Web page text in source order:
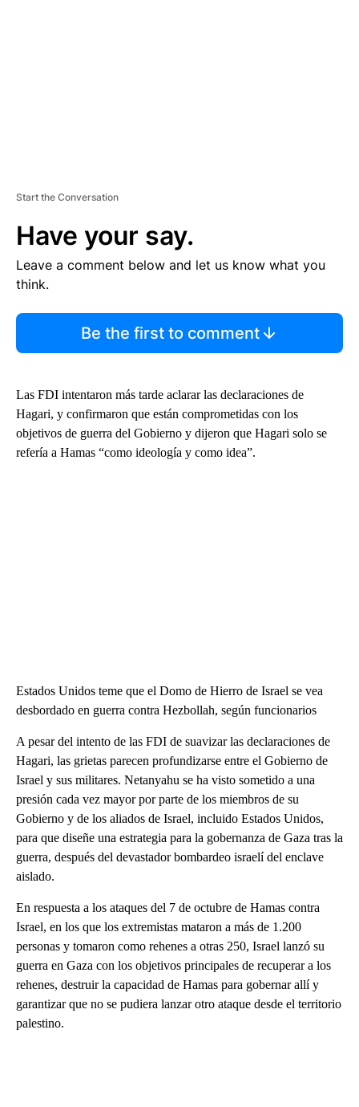
Start the Conversation
Have your say.
Leave a comment below and let us know what you
think.
Be the first to comment
Las FDI intentaron más tarde aclarar las declaraciones de
Hagari, y confirmaron que están comprometidas con los
objetivos de guerra del Gobierno y dijeron que Hagari solo se
refería a Hamas “como ideología y como idea”.
Estados Unidos teme que el Domo de Hierro de Israel se vea
desbordado en guerra contra Hezbollah, según funcionarios
A pesar del intento de las FDI de suavizar las declaraciones de
Hagari, las grietas parecen profundizarse entre el Gobierno de
Israel y sus militares. Netanyahu se ha visto sometido a una
presión cada vez mayor por parte de los miembros de su
Gobierno y de los aliados de Israel, incluido Estados Unidos,
para que diseñe una estrategia para la gobernanza de Gaza tras la
guerra, después del devastador bombardeo israelí del enclave
aislado.
En respuesta a los ataques del 7 de octubre de Hamas contra
Israel, en los que los extremistas mataron a más de 1.200
personas y tomaron como rehenes a otras 250, Israel lanzó su
guerra en Gaza con los objetivos principales de recuperar a los
rehenes, destruir la capacidad de Hamas para gobernar allí y
garantizar que no se pudiera lanzar otro ataque desde el territorio
palestino.